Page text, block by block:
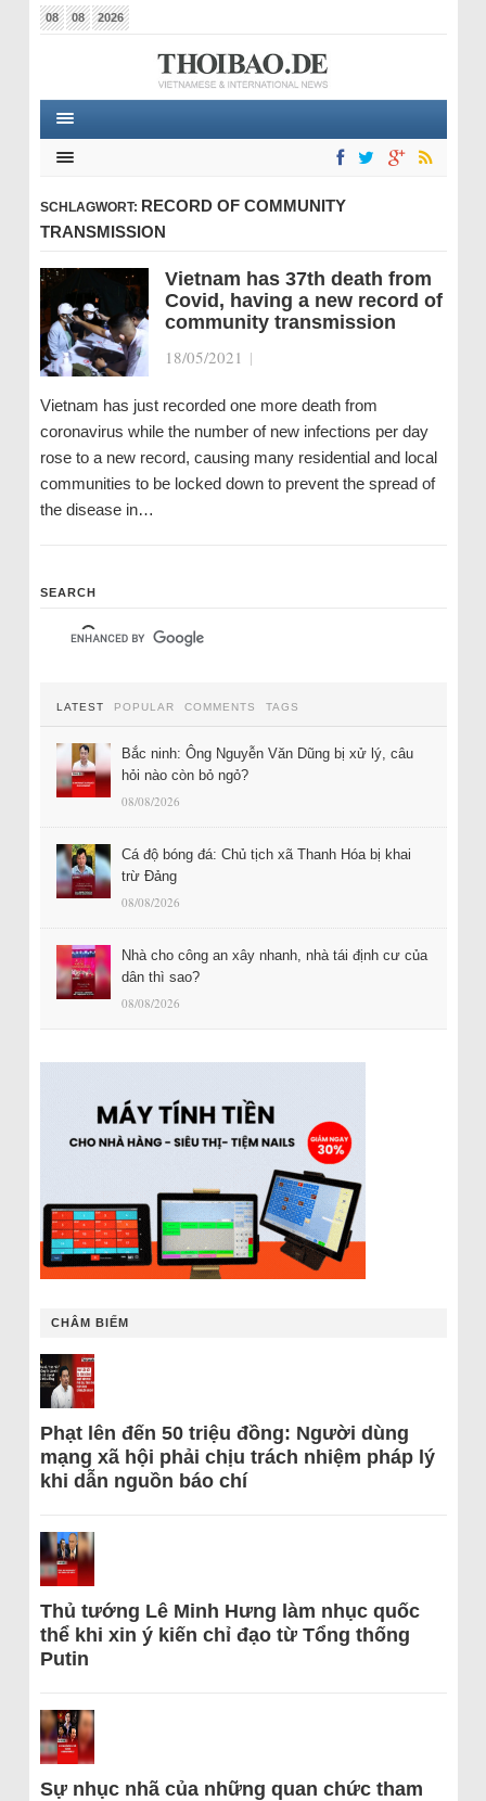
08 08 2026
SCHLAGWORT: RECORD OF COMMUNITY
TRANSMISSION
Vietnam has 37th death from
Covid, having a new record of
community transmission
18/05/2021 |
Vietnam has just recorded one more death from
coronavirus while the number of new infections per day
rose to a new record, causing many residential and local
communities to be locked down to prevent the spread of
the disease in…
SEARCH
LATEST POPULAR COMMENTS TAGS
Bắc ninh: Ông Nguyễn Văn Dũng bị xử lý, câu
hỏi nào còn bỏ ngỏ?
08/08/2026
Cá độ bóng đá: Chủ tịch xã Thanh Hóa bị khai
trừ Đảng
08/08/2026
Nhà cho công an xây nhanh, nhà tái định cư của
dân thì sao?
08/08/2026
CHÂM BIẾM
Phạt lên đến 50 triệu đồng: Người dùng
mạng xã hội phải chịu trách nhiệm pháp lý
khi dẫn nguồn báo chí
Thủ tướng Lê Minh Hưng làm nhục quốc
thể khi xin ý kiến chỉ đạo từ Tổng thống
Putin
Sự nhục nhã của những quan chức tham